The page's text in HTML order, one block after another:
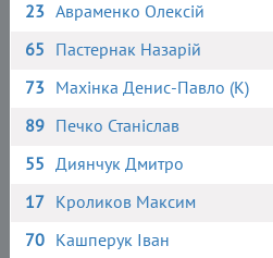
23 Авраменко Олексій
65 Пастернак Назарій
73 Махінка Денис-Павло (К)
89 Печко Станіслав
55 Диянчук Дмитро
17 Кроликов Максим
70 Кашперук Іван